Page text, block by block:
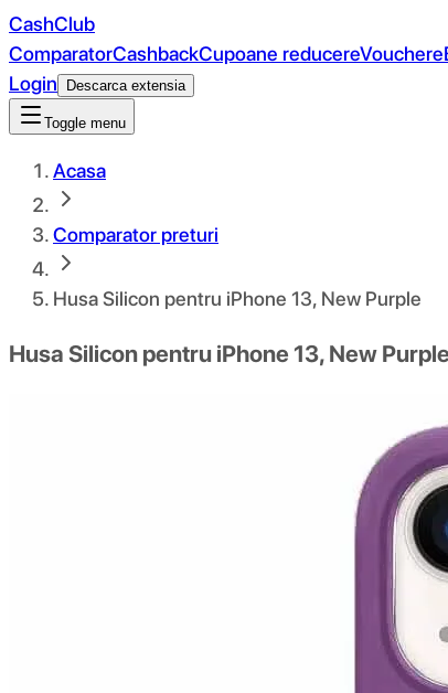
CashClub
ComparatorCashbackCupoane reducereVouchere
Login
Descarca extensia
Toggle menu
Acasa
Comparator preturi
Husa Silicon pentru iPhone 13, New Purple
Husa Silicon pentru iPhone 13, New Purple